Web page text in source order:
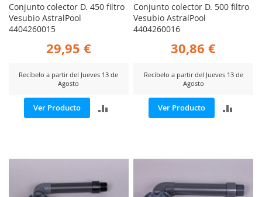
Conjunto colector D. 450 filtro
Vesubio AstralPool
4404260015
29,95 €
Recíbelo a partir del Jueves 13 de
Agosto
Ver Producto
Conjunto colector D. 500 filtro
Vesubio AstralPool
4404260016
30,86 €
Recíbelo a partir del Jueves 13 de
Agosto
Ver Producto